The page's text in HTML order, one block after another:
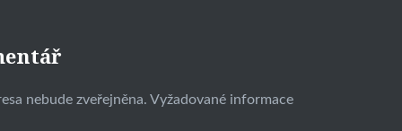
nebude zveřejněna. Vyžadované informace